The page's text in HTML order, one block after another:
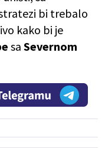
bi trebalo
kako bi je
sa Severnom